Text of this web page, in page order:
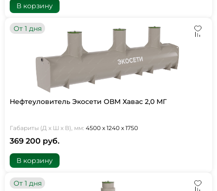
В корзину
От 1 дня
Нефтеуловитель Экосети ОВМ Хавас 2,0 МГ
Габариты (Д х Ш х В), мм: 4500 х 1240 х 1750
369 200 руб.
В корзину
От 1 дня